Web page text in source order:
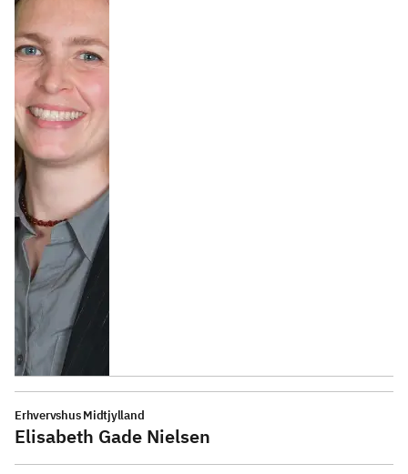
Erhvervshus Midtjylland
Elisabeth Gade Nielsen